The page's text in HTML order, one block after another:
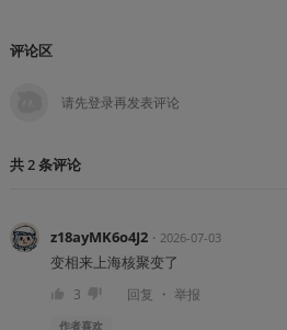
评论区
共2条评论
z18ayMK6o4J2・ 2026-07-03
变相来上海核聚变了
3 回复 ・ 举报
作者喜欢